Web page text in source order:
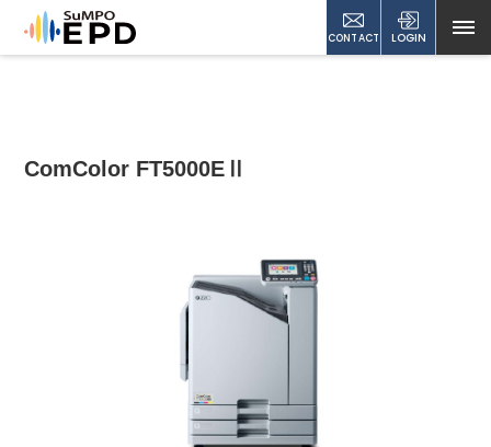
CONTACT LOGIN
ComColor FT5000EⅡ